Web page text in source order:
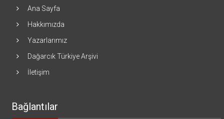
Ana Sayfa
Hakkımızda
Yazarlarımız
Dağarcık Türkiye Arşivi
İletişim
Bağlantılar